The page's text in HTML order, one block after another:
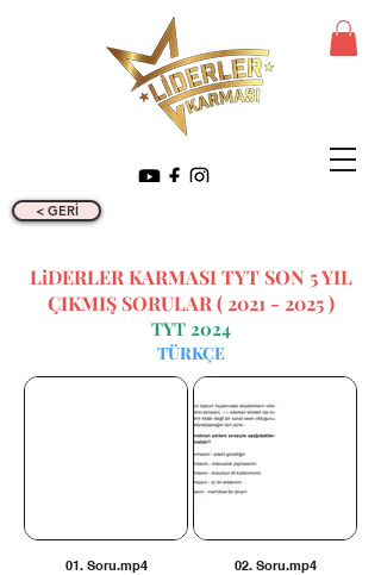
< GERİ
LiDERLER KARMASI TYT SON 5 YIL
ÇIKMIŞ SORULAR ( 2021 - 2025)
TYT 2024
TÜRKÇE
01. Soru.mp4 02. Soru.mp4